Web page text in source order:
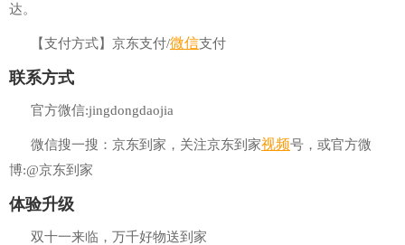
达。
【支付方式】京东支付/微信支付
联系方式
官方微信:jingdongdaojia
微信搜一搜：京东到家，关注京东到家视频号，或官方微
博:@京东到家
体验升级
双十一来临，万千好物送到家